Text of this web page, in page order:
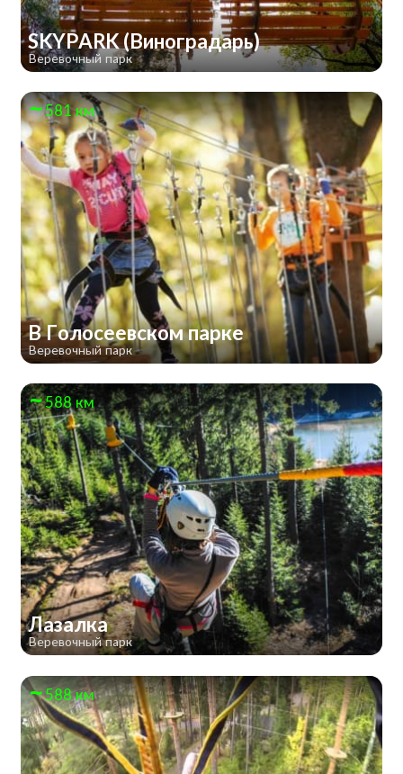
SKYPARK (Виноградарь)
Веревочный парк
581 км
В Голосеевском парке
Веревочный парк
588 км
Лазалка
Веревочный парк
588 км